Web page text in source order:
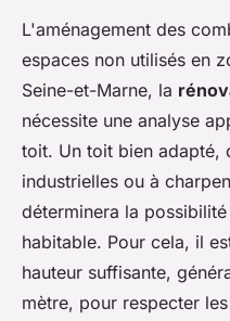
L'aménagement des
espaces non utilisés en
Seine-et-Marne, la
nécessite une analyse
toit. Un toit bien adapté,
industrielles ou à
déterminera la
habitable. Pour cela, il
hauteur suffisante,
mètre, pour respecter